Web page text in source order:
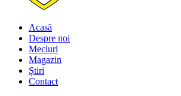
Acasă
Despre noi
Meciuri
Magazin
Știri
Contact